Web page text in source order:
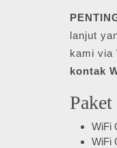
lanjut
kami via
kontak
WiFi
WiFi